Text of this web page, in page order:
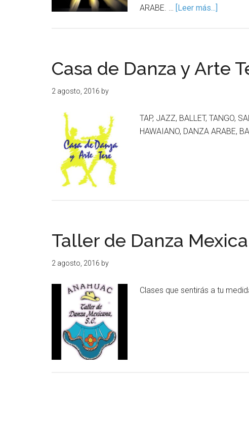
ARABE. … [Leer más...]
Casa de Danza y Arte
2 agosto, 2016 by
TAP, JAZZ, BALLET, TANGO,
HAWAIANO, DANZA ARABE,
Taller de Danza
2 agosto, 2016 by
Clases que sentirás a tu